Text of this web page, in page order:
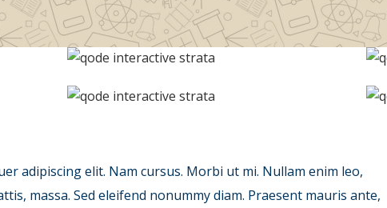
adipiscing elit. Nam cursus. Morbi ut mi. Nullam enim leo,
massa. Sed eleifend nonummy diam. Praesent mauris ante,